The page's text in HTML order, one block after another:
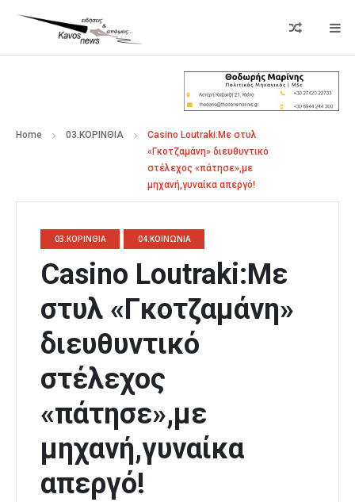
Home 03.ΚΟΡΙΝΘΙΑ
Casino Loutraki:Με στυλ
«Γκοτζαμάνη» διευθυντικό
στέλεχος «πάτησε»,με
μηχανή,γυναίκα απεργό!
03.ΚΟΡΙΝΘΙΑ 04.ΚΟΙΝΩΝΙΑ
Casino Loutraki:Με
στυλ «Γκοτζαμάνη»
διευθυντικό
στέλεχος
«πάτησε»,με
μηχανή,γυναίκα
απεργό!